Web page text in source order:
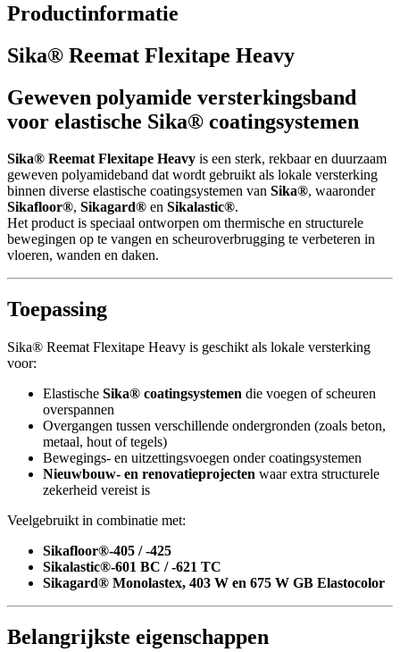
Productinformatie
Sika® Reemat Flexitape Heavy
Geweven polyamide versterkingsband
voor elastische Sika® coatingsystemen
Sika® Reemat Flexitape Heavy is een sterk, rekbaar en duurzaam
geweven polyamideband dat wordt gebruikt als lokale versterking
binnen diverse elastische coatingsystemen van Sika®, waaronder
Sikafloor®, Sikagard® en Sikalastic®.
Het product is speciaal ontworpen om thermische en structurele
bewegingen op te vangen en scheuroverbrugging te verbeteren in
vloeren, wanden en daken.
Toepassing
Sika® Reemat Flexitape Heavy is geschikt als lokale versterking
voor:
Elastische Sika® coatingsystemen die voegen of scheuren
overspannen
Overgangen tussen verschillende ondergronden (zoals beton,
metaal, hout of tegels)
Bewegings- en uitzettingsvoegen onder coatingsystemen
Nieuwbouw- en renovatieprojecten waar extra structurele
zekerheid vereist is
Veelgebruikt in combinatie met:
Sikafloor®-405 / -425
Sikalastic®-601 BC / -621 TC
Sikagard® Monolastex, 403 W en 675 W GB Elastocolor
Belangrijkste eigenschappen